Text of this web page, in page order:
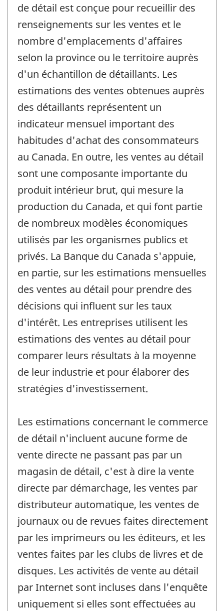
de détail est conçue pour recueillir des
renseignements sur les ventes et le
nombre d'emplacements d'affaires
selon la province ou le territoire auprès
d'un échantillon de détaillants. Les
estimations des ventes obtenues auprès
des détaillants représentent un
indicateur mensuel important des
habitudes d'achat des consommateurs
au Canada. En outre, les ventes au détail
sont une composante importante du
produit intérieur brut, qui mesure la
production du Canada, et qui font partie
de nombreux modèles économiques
utilisés par les organismes publics et
privés. La Banque du Canada s'appuie,
en partie, sur les estimations mensuelles
des ventes au détail pour prendre des
décisions qui influent sur les taux
d'intérêt. Les entreprises utilisent les
estimations des ventes au détail pour
comparer leurs résultats à la moyenne
de leur industrie et pour élaborer des
stratégies d'investissement.
Les estimations concernant le commerce
de détail n'incluent aucune forme de
vente directe ne passant pas par un
magasin de détail, c'est à dire la vente
directe par démarchage, les ventes par
distributeur automatique, les ventes de
journaux ou de revues faites directement
par les imprimeurs ou les éditeurs, et les
ventes faites par les clubs de livres et de
disques. Les activités de vente au détail
par Internet sont incluses dans l'enquête
uniquement si elles sont effectuées au